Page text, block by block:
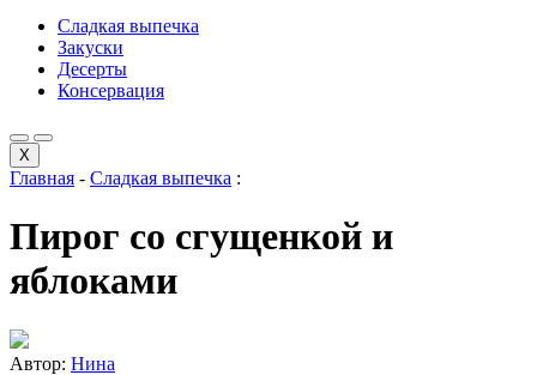
Сладкая выпечка
Закуски
Десерты
Консервация
X
Главная - Сладкая выпечка :
Пирог со сгущенкой и
яблоками
Автор: Нина